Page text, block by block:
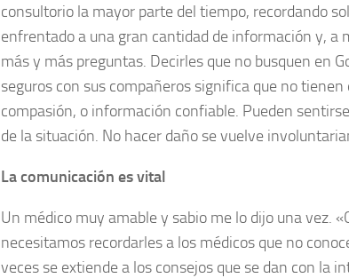
consultorio la mayor parte del tiempo, recordando
enfrentado a una gran cantidad de información y, a
más y más preguntas. Decirles que no busquen en
seguros con sus compañeros significa que no
compasión, o información confiable. Pueden
de la situación. No hacer daño se vuelve
La comunicación es vital
Un médico muy amable y sabio me lo dijo una vez.
necesitamos recordarles a los médicos que no
veces se extiende a los consejos que se dan con la